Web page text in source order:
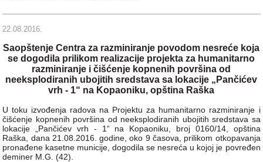
22.08.2016.
Saopštenje Centra za razminiranje povodom nesreće koja
se dogodila prilikom realizacije projekta za humanitarno
razminiranje i čišćenje kopnenih površina od
neeksplodiranih ubojitih sredstava sa lokacije „Pančićev
vrh - 1“ na Kopaoniku, opština Raška
U toku izvođenja radova na Projektu za humanitarno razminiranje i
čišćenje kopnenih površina od neeksplodiranih ubojitih sredstava sa
lokacije „Pančićev vrh - 1“ na Kopaoniku, broj 0160/14, opština
Raška, dana 21.08.2016. godine, oko 9 časova, prilikom otkopavanja
pronađene kasetne municije, dogodila se nesreća u kojoj je povređen
deminer M.G. (42).